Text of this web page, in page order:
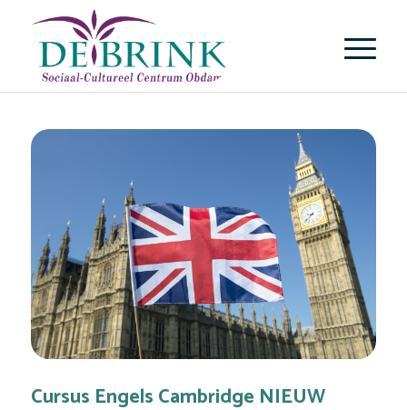
Cursus Engels Cambridge NIEUW